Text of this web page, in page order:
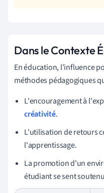
Dans le Contexte
En éducation, l'influence
méthodes pédagogiques
L'encouragement à
créativité.
L'utilisation de retours
l'apprentissage.
La promotion d'un
étudiant se sent